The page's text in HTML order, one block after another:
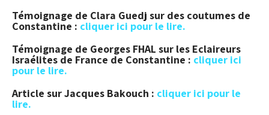
Témoignage de Clara Guedj sur des coutumes de
Constantine : cliquer ici pour le lire.
Témoignage de Georges FHAL sur les Eclaireurs
Israélites de France de Constantine : cliquer ici
pour le lire.
Article sur Jacques Bakouch : cliquer ici pour le
lire.